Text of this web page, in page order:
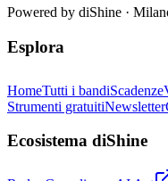
Powered by diShine ·
Esplora
HomeTutti i bandiScadenze
Strumenti gratuitiNewsletter
Ecosistema diShine